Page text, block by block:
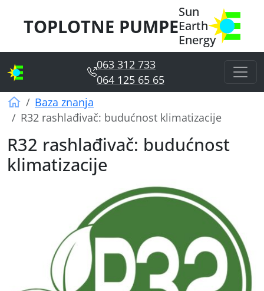
Sun
Earth
Energy
TOPLOTNE PUMPE
063 312 733
064 125 65 65
Sun Earth Energy
Baza znanja
R32 rashlađivač: budućnost klimatizacije
R32 rashlađivač: budućnost
klimatizacije